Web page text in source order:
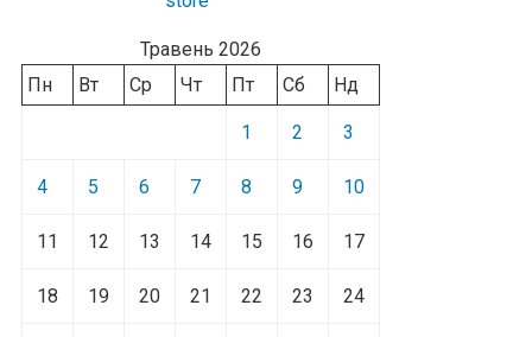
Травень 2026
Пн
Вт Ср Чт Пт Сб Нд
1 2 3
4 5 6 7 8 9 10
11 12 13 14 15 16 17
18 19 20 21 22 23 24